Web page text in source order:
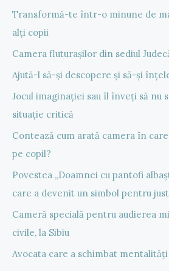
Transformă-te într-o minune de
alți copii
Camera fluturașilor din sediul
Ajută-l să-și descopere și să-și
Jocul imaginației sau îl înveți să nu
situație critică
Contează cum arată camera în
pe copil?
Povestea „Doamnei cu pantofi
care a devenit un simbol pentru
Cameră specială pentru audierea
civile, la Sibiu
Avocata care a schimbat mentalități